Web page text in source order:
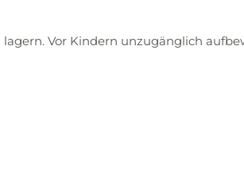
Vor Kindern unzugänglich